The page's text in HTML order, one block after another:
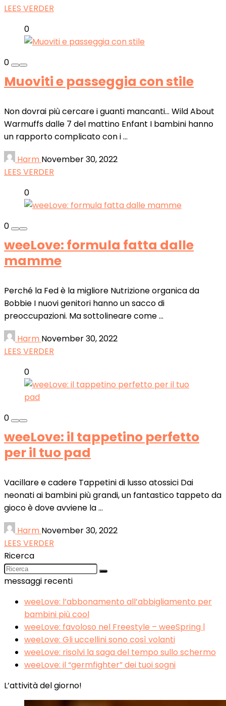
LEES VERDER
0
0
Muoviti e passeggia con stile
Non dovrai più cercare i guanti mancanti... Wild About
Warmuffs dalle 7 del mattino Enfant I bambini hanno
un rapporto complicato con i ...
Harm November 30, 2022
LEES VERDER
0
0
weeLove: formula fatta dalle
mamme
Perché la Fed è la migliore Nutrizione organica da
Bobbie I nuovi genitori hanno un sacco di
preoccupazioni. Ma sottolineare come ...
Harm November 30, 2022
LEES VERDER
0
0
weeLove: il tappetino perfetto
per il tuo pad
Vacillare e cadere Tappetini di lusso atossici Dai
neonati ai bambini più grandi, un fantastico tappeto da
gioco è dove avviene la ...
Harm November 30, 2022
LEES VERDER
Ricerca
messaggi recenti
weeLove: l’abbonamento all’abbigliamento per
bambini più cool
weeLove: favoloso nel Freestyle – weeSpring |
weeLove: Gli uccellini sono così volanti
weeLove: risolvi la saga del tempo sullo schermo
weeLove: il “germfighter” dei tuoi sogni
L’attività del giorno!